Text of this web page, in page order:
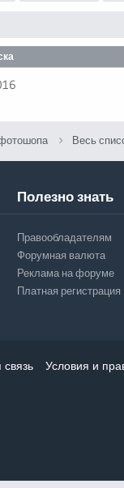
Весь
Полезно знать
Правообладателям
Форумная валюта
Реклама на форуме
Платная регистрация
Условия и